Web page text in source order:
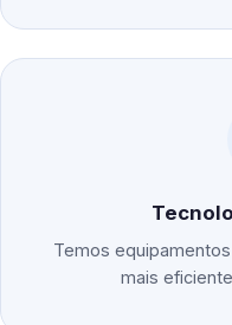
Temos
mais